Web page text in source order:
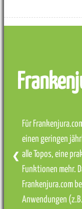
Für
einen geringen
alle Topos, eine
Funktionen mehr.
Frankenjura.com
Anwendungen
❮